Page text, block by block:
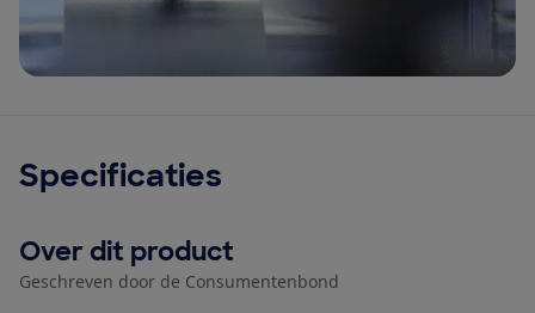
Specificaties
Over dit product
Geschreven door de Consumentenbond